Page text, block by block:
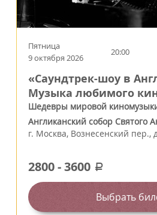
Пятница
9 октября 2026
20:00
«Саундтрек-шоу в
Музыка любимого
Шедевры мировой
Англиканский собор Святого
г. Москва, Вознесенский пер.,
2800-3600 a
Выбрать